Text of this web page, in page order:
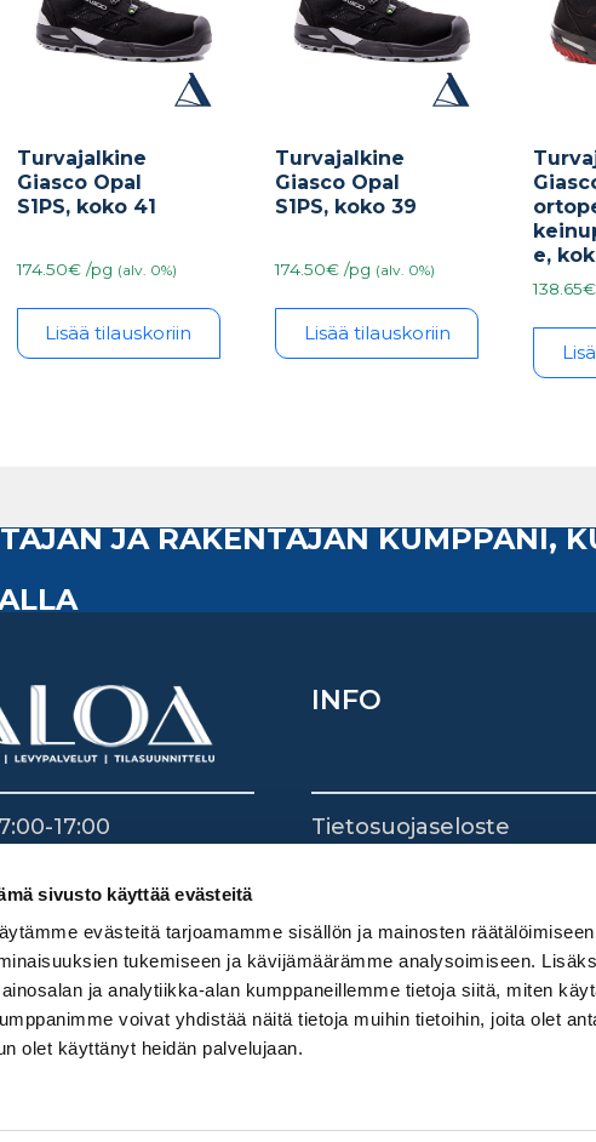
sivusto käyttää evästeitä
evästeitä tarjoamamme sisällön ja mainosten
tukemiseen ja kävijämäärämme analysoimiseen.
ja analytiikka-alan kumppaneillemme tietoja siitä, miten
voivat yhdistää näitä tietoja muihin tietoihin, joita olet
olet käyttänyt heidän palvelujaan.
Turvajalkine
Giasco Opal
S1PS, koko 41
174.50€ /pg (alv. 0%)
Lisää tilauskoriin
Turvajalkine
Giasco Opal
S1PS, koko 39
174.50€ /pg (alv. 0%)
Lisää tilauskoriin
e,
JA RAKENTAJAN KUMPPANI,
17:00
INFO
Tietosuojaseloste